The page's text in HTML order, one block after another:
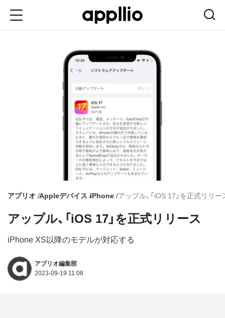
アプリオ Appleデバイス iPhone アップル、「iOS 17」を正式リリ
アップル、「iOS 17」を正式リリース
iPhone XS以降のモデルが対応する
アプリオ編集部
2023-09-19 11:08